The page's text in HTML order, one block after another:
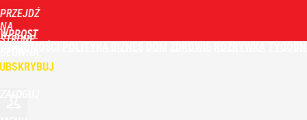
PRZEJDŹ
NA
STRONĘ
WPROST